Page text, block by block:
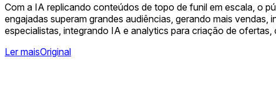
Com a IA replicando conteúdos de topo de funil em escala, o
engajadas superam grandes audiências, gerando mais
especialistas, integrando IA e analytics para criação de
Ler maisOriginal